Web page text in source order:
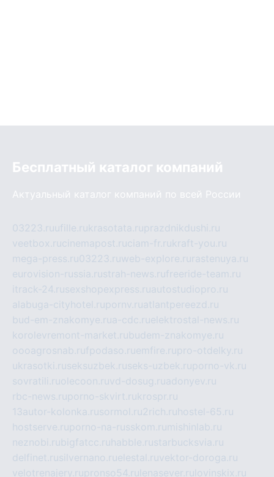
Бесплатный каталог компаний
Актуальный каталог компаний по всей России
03223.ruufille.rukrasotata.ruprazdnikdushi.ru
veetbox.rucinemapost.ruciam-fr.rukraft-you.ru
mega-press.ru03223.ruweb-explore.ru rastenuya.ru
eurovision-russia.rustrah-news.rufreeride-team.ru
itrack-24.rusexshopexpress.ruautostudiopro.ru
alabuga-cityhotel.rupornv.ruatlantpereezd.ru
bud-em-znakomye.rua-cdc.ruelektrostal-news.ru
korolevremont-market.rubudem-znakomye.ru
oooagrosnab.rufpodaso.ruemfire.rupro-otdelky.ru
ukrasotki.ruseksuzbek.ruseks-uzbek.ruporno-vk.ru
sovratili.ruolecoon.ruvd-dosug.ruadonyev.ru
rbc-news.ruporno-skvirt.rukrospr.ru
13autor-kolonka.rusormol.ru2rich.ru hostel-65.ru
hostserve.ruporno-na-russkom.ru mishinlab.ru
neznobi.rubigfatcc.ru habble.rustarbucksvia.ru
delfinet.rusilvernano.ruelestal.ruvektor-doroga.ru
velotrenajery.rupronso54.ru lenasever.ru lovinskix.ru